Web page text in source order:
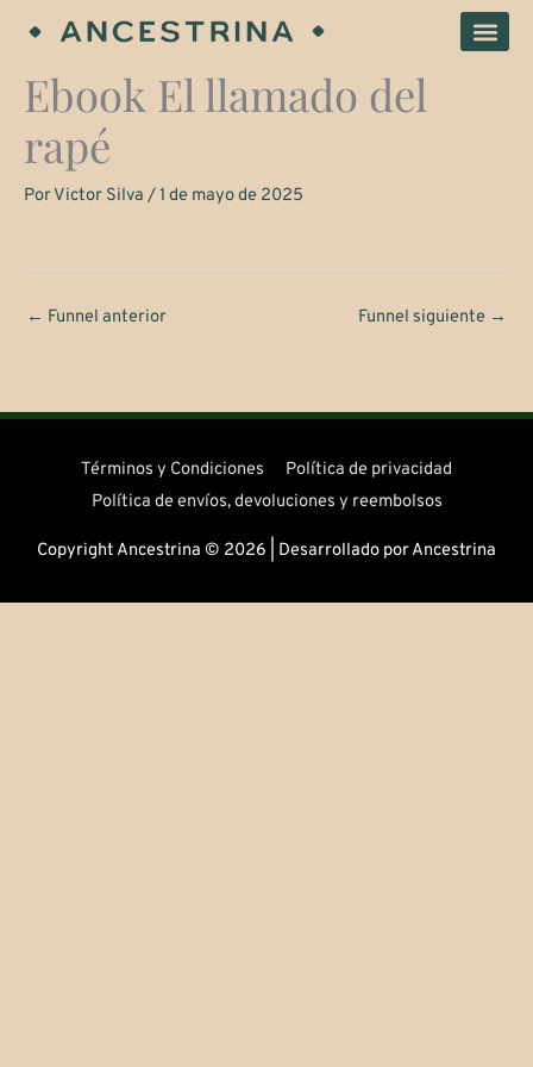
contenido
Ebook El llamado del
rapé
PorVictor Silva /1 de mayo de 2025
← Funnel anterior Funnel siguiente →
Términos y Condiciones
Política de privacidad
Política de envíos, devoluciones y reembolsos
Copyright Ancestrina © 2026 | Desarrollado por Ancestrina